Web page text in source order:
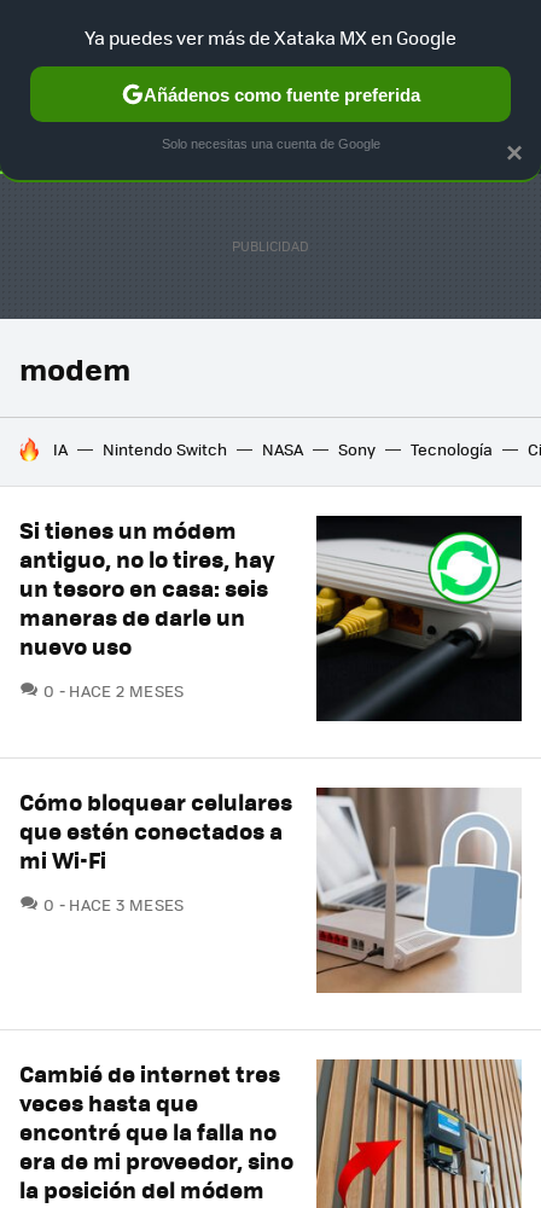
SELECCIÓN GAMING HOME AUTO TERRITORIO
modem
HOY SE HABLA DE
IA Nintendo Switch NASA Sony Tecnología
Si tienes un módem
antiguo, no lo tires, hay
un tesoro en casa: seis
maneras de darle un
nuevo uso
0 COMENTARIOS
HACE 2 MESES
Cómo bloquear celulares
que estén conectados a
mi Wi-Fi
0 COMENTARIOS
HACE 3 MESES
Cambié de internet tres
veces hasta que
encontré que la falla no
era de mi proveedor, sino
la posición del módem
×
Ya puedes ver más de Xataka MX en Google
Añádenos como fuente preferida
Solo necesitas una cuenta de Google